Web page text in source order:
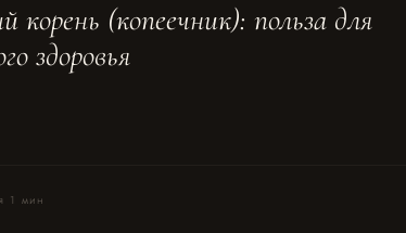
корень (копеечник): польза для
здоровья
1 мин